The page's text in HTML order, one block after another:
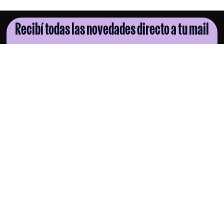
Recibí todas las novedades directo a tu mail